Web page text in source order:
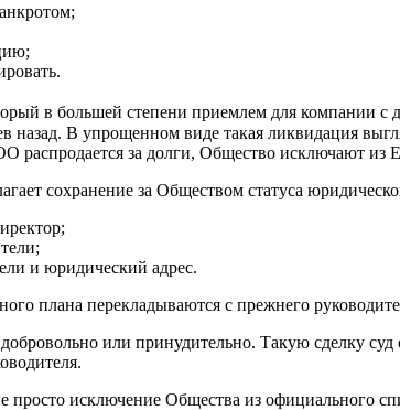
в большей степени приемлем для компании
назад. В упрощенном виде такая ликвидация
распродается за долги, Общество исключают из
сохранение за Обществом статуса
и юридический адрес.
плана перекладываются с прежнего
или принудительно. Такую сделку
просто исключение Общества из официального